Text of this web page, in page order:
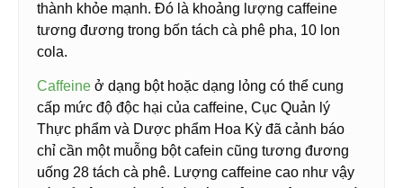
thành khỏe mạnh. Đó là khoảng lượng caffeine
tương đương trong bốn tách cà phê pha, 10 lon
cola.
Caffeine ở dạng bột hoặc dạng lỏng có thể cung
cấp mức độ độc hại của caffeine, Cục Quản lý
Thực phẩm và Dược phẩm Hoa Kỳ đã cảnh báo
chỉ cần một muỗng bột cafein cũng tương đương
uống 28 tách cà phê. Lượng caffeine cao như vậy